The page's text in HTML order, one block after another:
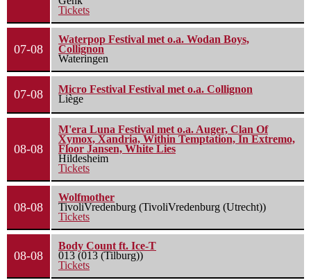
Tickets
07-08
Waterpop Festival met o.a. Wodan Boys,
Collignon
Wateringen
07-08
Micro Festival Festival met o.a. Collignon
Liège
08-08
M'era Luna Festival met o.a. Auger, Clan Of
Xymox, Xandria, Within Temptation, In Extremo,
Floor Jansen, White Lies
Hildesheim
Tickets
08-08
Wolfmother
TivoliVredenburg (TivoliVredenburg (Utrecht))
Tickets
08-08
Body Count ft. Ice-T
013 (013 (Tilburg))
Tickets